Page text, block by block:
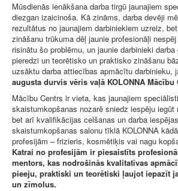
Mūsdienās ienākšana darba tirgū jaunajiem
diezgan izaicinoša. Kā zināms, darba devēji
rezultātus no jaunajiem darbiniekiem uzreiz,
zināšanu trūkuma dēļ jaunie profesionāļi
risinātu šo problēmu, un jaunie darbinieki
pieredzi un teorētisko un praktisko zināšanu
uzsāktu darba attiecības apmācītu darbinieku,
augusta durvis vēris vaļā KOLONNA Mācību
Mācību Centrs ir vieta, kas jaunajiem
skaistumkopšanas nozarē sniedz iespēju
bet arī kvalifikācijas celšanas un darba
skaistumkopšanas salonu tīklā KOLONNA
profesijām – frizieris, kosmētiķis vai nagu
Katrai no profesijām ir piesaistīts
mentors, kas nodrošinās kvalitatīvas
pieeju, praktiski un teorētiski ļaujot iepazīt
un zīmolus.